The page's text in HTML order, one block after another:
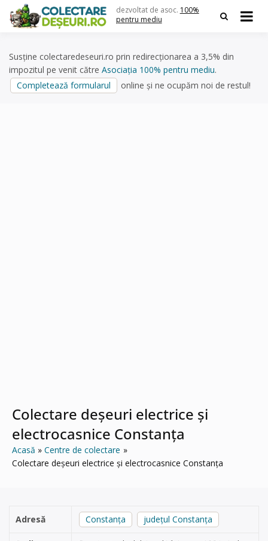
content
dezvoltat de asoc. 100%
pentru mediu
Susține colectaredeseuri.ro prin redirecționarea a 3,5% din
impozitul pe venit către Asociația 100% pentru mediu.
Completează formularul
online și ne ocupăm noi de restul!
Colectare deșeuri electrice și
electrocasnice Constanța
Acasă
Centre de colectare
Colectare deșeuri electrice și electrocasnice Constanța
Adresă Constanța județul Constanța